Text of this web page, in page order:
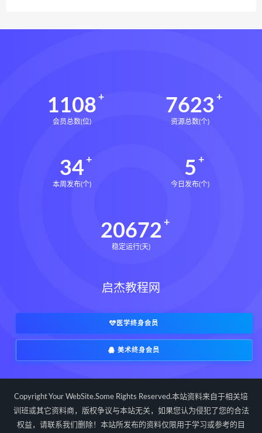
1108
会员总数(位)
7623
资源总数(个)
34
本周发布(个)
5
今日发布(个)
20672
稳定运行(天)
启杰教程网
医学终身会员
美术终身会员
Copyright Your WebSite.Some Rights Reserved.本站资料来自于相关培
训班或其它资料商，版权争议与本站无关，如果您认为侵犯了您的合法
权益，请联系我们删除！本站所发布的资料仅限用于学习或参考的目